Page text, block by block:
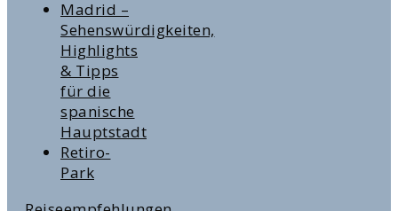
Madrid –
Sehenswürdigkeiten,
Highlights
& Tipps
für die
spanische
Hauptstadt
Retiro-
Park